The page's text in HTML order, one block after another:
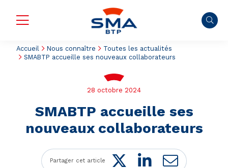
Accueil Nous connaître
Toutes les actualités
SMABTP accueille ses nouveaux collaborateurs
28 octobre 2024
SMABTP accueille ses
nouveaux collaborateurs
Partager cet article Twitter
LinkedIn
Mail